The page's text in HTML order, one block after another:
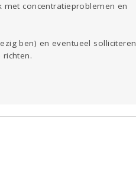
concentratieproblemen en
ben) en eventueel solliciteren